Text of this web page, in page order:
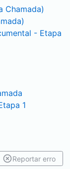
Chamada)
- Etapa
1
Reportar erro